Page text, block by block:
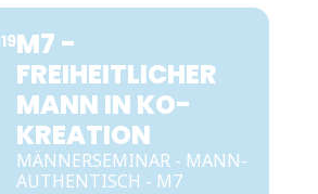
19M7 -
FREIHEITLICHER
MANN IN KO-
KREATION
MÄNNERSEMINAR - MANN-
AUTHENTISCH - M7